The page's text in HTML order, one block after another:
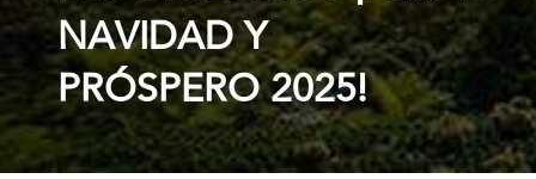
NAVIDAD Y
PRÓSPERO 2025!